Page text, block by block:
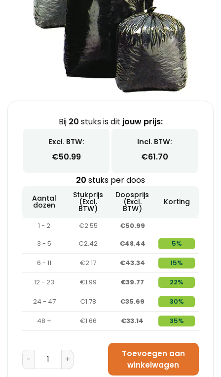
Bij 20 stuks is dit jouw prijs:
Excl. BTW:
€50.99
Incl. BTW:
€61.70
20 stuks per doos
Aantal
dozen
Stukprijs
(Excl.
BTW)
Doosprijs
(Excl.
BTW)
Korting
1 - 2 €2.55
€50.99
3 - 5
€2.42 €48.44 5%
6 - 11 €2.17 €43.34 15%
12 - 23 €1.99 €39.77 22%
24 - 47 €1.78 €35.69 30%
48 + €1.66 €33.14 35%
Vuilniszak 43 µm Zwart - Sluitband (700 x 1050 mm) -
Toevoegen aan
winkelwagen